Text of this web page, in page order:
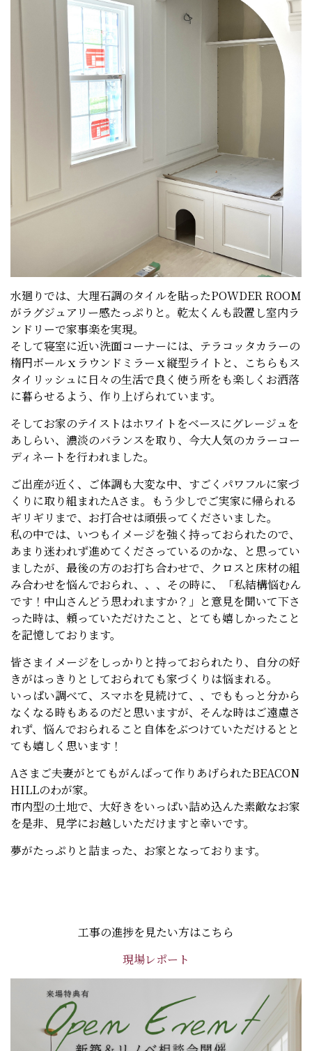
水廻りでは、大理石調のタイルを貼ったPOWDER ROOM
がラグジュアリー感たっぷりと。乾太くんも設置し室内ラ
ンドリーで家事楽を実現。
そして寝室に近い洗面コーナーには、テラコッタカラーの
楕円ボールｘラウンドミラーｘ縦型ライトと、こちらもス
タイリッシュに日々の生活で良く使う所をも楽しくお洒落
に暮らせるよう、作り上げられています。
そしてお家のテイストはホワイトをベースにグレージュを
あしらい、濃淡のバランスを取り、今大人気のカラーコー
ディネートを行われました。
ご出産が近く、ご体調も大変な中、すごくパワフルに家づ
くりに取り組まれたAさま。もう少しでご実家に帰られる
ギリギリまで、お打合せは頑張ってくださいました。
私の中では、いつもイメージを強く持っておられたので、
あまり迷われず進めてくださっているのかな、と思ってい
ましたが、最後の方のお打ち合わせで、クロスと床材の組
み合わせを悩んでおられ、、、その時に、「私結構悩むん
です！中山さんどう思われますか？」と意見を聞いて下さ
った時は、頼っていただけたこと、とても嬉しかったこと
を記憶しております。
皆さまイメージをしっかりと持っておられたり、自分の好
きがはっきりとしておられても家づくりは悩まれる。
いっぱい調べて、スマホを見続けて、、でももっと分から
なくなる時もあるのだと思いますが、そんな時はご遠慮さ
れず、悩んでおられること自体をぶつけていただけるとと
ても嬉しく思います！
Aさまご夫妻がとてもがんばって作りあげられたBEACON
HILLのわが家。
市内型の土地で、大好きをいっぱい詰め込んた素敵なお家
を是非、見学にお越しいただけますと幸いです。
夢がたっぷりと詰まった、お家となっております。
工事の進捗を見たい方はこちら
現場レポート